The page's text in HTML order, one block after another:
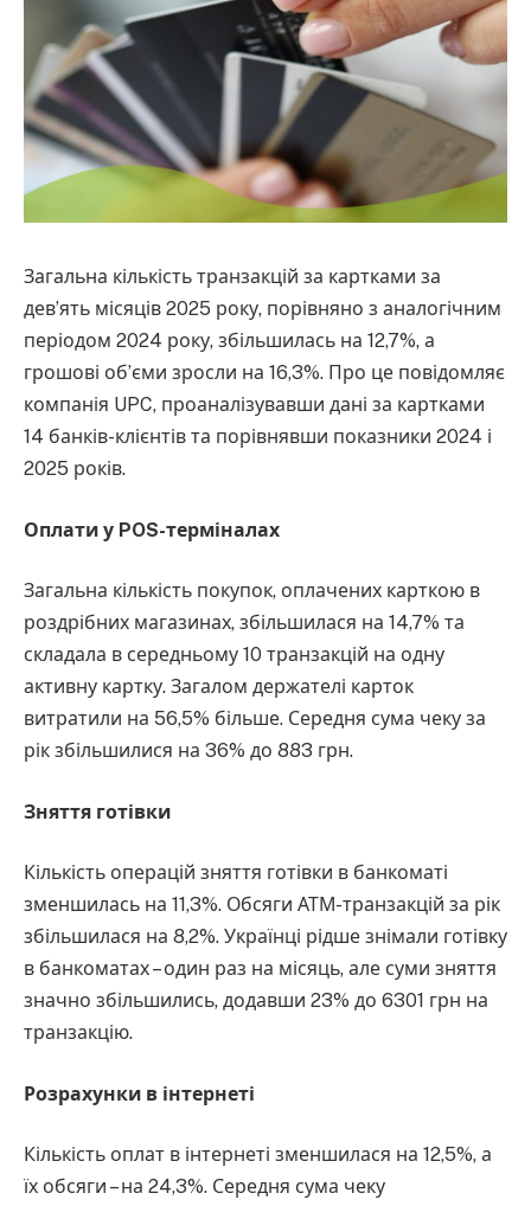
Загальна кількість транзакцій за картками за
дев’ять місяців 2025 року, порівняно з аналогічним
періодом 2024 року, збільшилась на 12,7%, а
грошові об’єми зросли на 16,3%. Про це повідомляє
компанія UPC, проаналізувавши дані за картками
14 банків-клієнтів та порівнявши показники 2024 і
2025 років.
Оплати у POS-терміналах
Загальна кількість покупок, оплачених карткою в
роздрібних магазинах, збільшилася на 14,7% та
складала в середньому 10 транзакцій на одну
активну картку. Загалом держателі карток
витратили на 56,5% більше. Середня сума чеку за
рік збільшилися на 36% до 883 грн.
Зняття готівки
Кількість операцій зняття готівки в банкоматі
зменшилась на 11,3%. Обсяги АТМ-транзакцій за рік
збільшилася на 8,2%. Українці рідше знімали готівку
в банкоматах – один раз на місяць, але суми зняття
значно збільшились, додавши 23% до 6301 грн на
транзакцію.
Розрахунки в інтернеті
Кількість оплат в інтернеті зменшилася на 12,5%, а
їх обсяги – на 24,3%. Середня сума чеку